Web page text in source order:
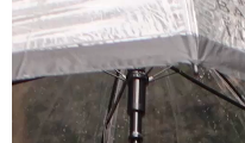
de
vídeo